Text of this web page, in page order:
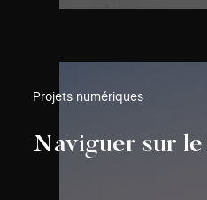
Projets numériques
Naviguer sur